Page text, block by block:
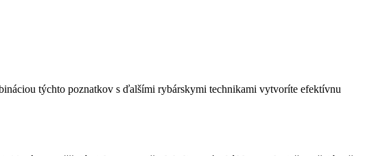
týchto poznatkov s ďalšími rybárskymi technikami vytvoríte efektívnu